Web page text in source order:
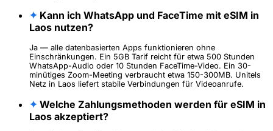
✦ Kann ich WhatsApp und FaceTime mit eSIM in
Laos nutzen?
Ja — alle datenbasierten Apps funktionieren ohne
Einschränkungen. Ein 5GB Tarif reicht für etwa 500 Stunden
WhatsApp-Audio oder 10 Stunden FaceTime-Video. Ein 30-
minütiges Zoom-Meeting verbraucht etwa 150-300MB. Unitels
Netz in Laos liefert stabile Verbindungen für Videoanrufe.
✦ Welche Zahlungsmethoden werden für eSIM in
Laos akzeptiert?